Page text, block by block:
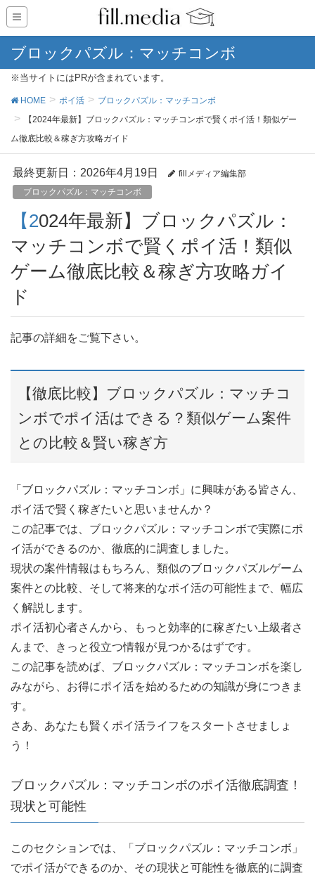
ブロックパズル：マッチコンボ
※当サイトにはPRが含まれています。
HOME ポイ活
ブロックパズル：マッチコンボ
【2024年最新】ブロックパズル：マッチコンボで賢くポイ活！類似ゲー
ム徹底比較＆稼ぎ方攻略ガイド
最終更新日：2026年4月19日
fillメディア編集部
ブロックパズル：マッチコンボ
【2024年最新】ブロックパズル：
マッチコンボで賢くポイ活！類似
ゲーム徹底比較＆稼ぎ方攻略ガイ
ド
記事の詳細をご覧下さい。
【徹底比較】ブロックパズル：マッチコ
ンボでポイ活はできる？類似ゲーム案件
との比較＆賢い稼ぎ方
「ブロックパズル：マッチコンボ」に興味がある皆さん、
ポイ活で賢く稼ぎたいと思いませんか？
この記事では、ブロックパズル：マッチコンボで実際にポ
イ活ができるのか、徹底的に調査しました。
現状の案件情報はもちろん、類似のブロックパズルゲーム
案件との比較、そして将来的なポイ活の可能性まで、幅広
く解説します。
ポイ活初心者さんから、もっと効率的に稼ぎたい上級者さ
んまで、きっと役立つ情報が見つかるはずです。
この記事を読めば、ブロックパズル：マッチコンボを楽し
みながら、お得にポイ活を始めるための知識が身につきま
す。
さあ、あなたも賢くポイ活ライフをスタートさせましょ
う！
ブロックパズル：マッチコンボのポイ活徹底調査！
現状と可能性
このセクションでは、「ブロックパズル：マッチコンボ」
でポイ活ができるのか、その現状と可能性を徹底的に調査